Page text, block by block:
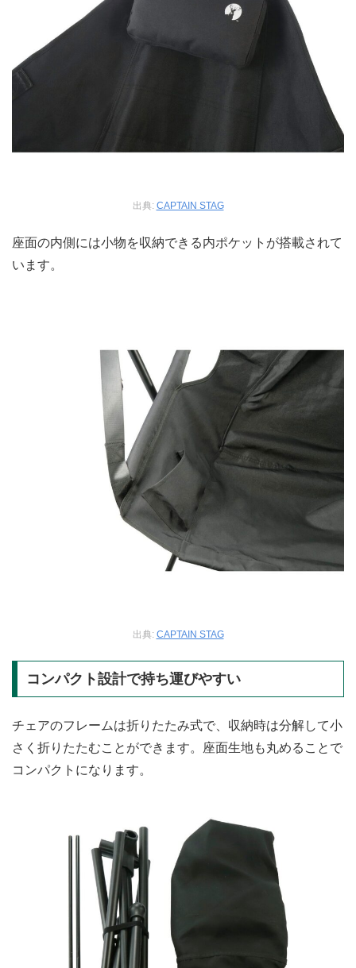
出典: CAPTAIN STAG
座面の内側には小物を収納できる内ポケットが搭載されて
います。
出典: CAPTAIN STAG
コンパクト設計で持ち運びやすい
チェアのフレームは折りたたみ式で、収納時は分解して小
さく折りたたむことができます。座面生地も丸めることで
コンパクトになります。